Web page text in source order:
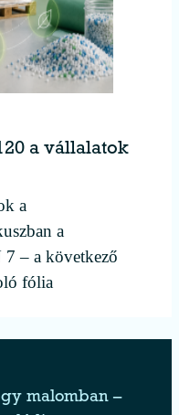
a vállalatok
a
a
– a következő
fólia
malomban –